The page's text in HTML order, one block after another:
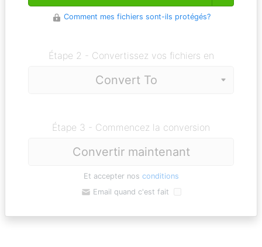
Comment mes fichiers sont-ils protégés?
Étape 2 - Convertissez vos fichiers en
Étape 3 - Commencez la conversion
Convertir maintenant
Et accepter nos conditions
Email quand c'est fait